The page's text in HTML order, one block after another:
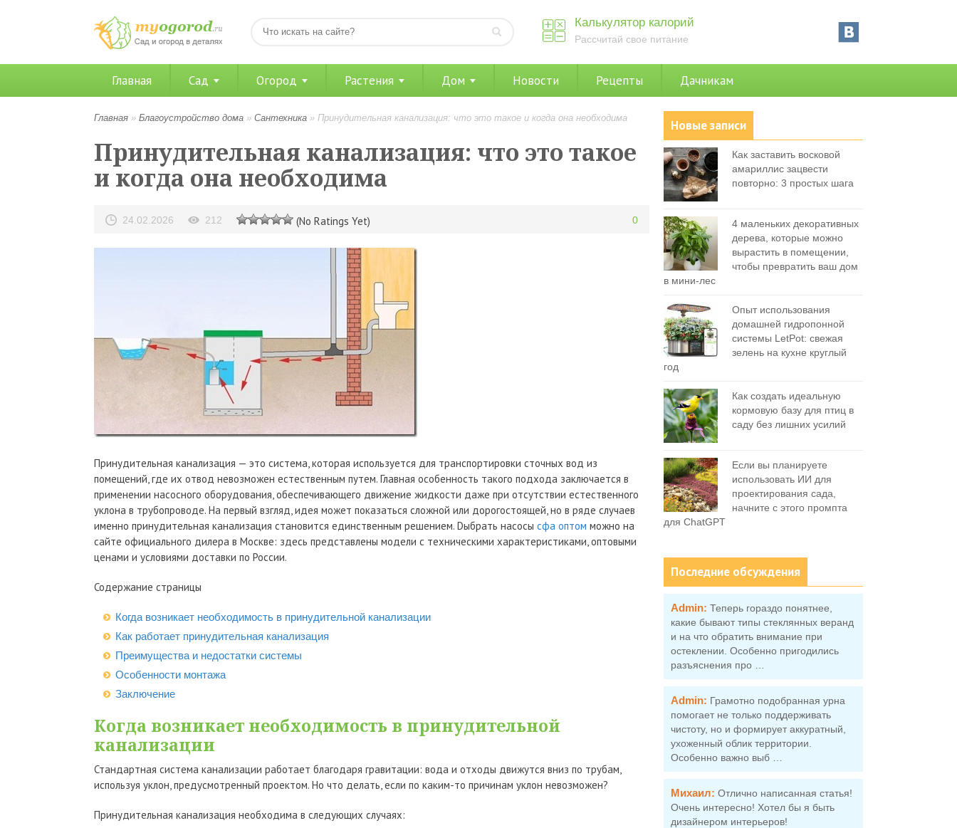
Калькулятор калорий
Рассчитай свое питание
Главная Сад Огород Растения Дом Новости Рецепты Дачникам
Главная » Благоустройство дома » Сантехника » Принудительная канализация: что это такое и когда она необходима
Принудительная канализация: что это такое
и когда она необходима
24.02.2026 212 (No Ratings Yet) 0
Принудительная канализация — это система, которая используется для транспортировки сточных вод из
помещений, где их отвод невозможен естественным путем. Главная особенность такого подхода заключается в
применении насосного оборудования, обеспечивающего движение жидкости даже при отсутствии естественного
уклона в трубопроводе. На первый взгляд, идея может показаться сложной или дорогостоящей, но в ряде случаев
именно принудительная канализация становится единственным решением. Dыбрать насосы сфа оптом можно на
сайте официального дилера в Москве: здесь представлены модели с техническими характеристиками, оптовыми
ценами и условиями доставки по России.
Содержание страницы
Когда возникает необходимость в принудительной канализации
Как работает принудительная канализация
Преимущества и недостатки системы
Особенности монтажа
Заключение
Когда возникает необходимость в принудительной
канализации
Стандартная система канализации работает благодаря гравитации: вода и отходы движутся вниз по трубам,
используя уклон, предусмотренный проектом. Но что делать, если по каким-то причинам уклон невозможен?
Принудительная канализация необходима в следующих случаях:
Новые записи
Как заставить восковой
амариллис зацвести
повторно: 3 простых шага
4 маленьких декоративных
дерева, которые можно
вырастить в помещении,
чтобы превратить ваш дом
в мини-лес
Опыт использования
домашней гидропонной
системы LetPot: свежая
зелень на кухне круглый
год
Как создать идеальную
кормовую базу для птиц в
саду без лишних усилий
Если вы планируете
использовать ИИ для
проектирования сада,
начните с этого промпта
для ChatGPT
Последние обсуждения
Admin: Теперь гораздо понятнее,
какие бывают типы стеклянных веранд
и на что обратить внимание при
остеклении. Особенно пригодились
разъяснения про …
Admin: Грамотно подобранная урна
помогает не только поддерживать
чистоту, но и формирует аккуратный,
ухоженный облик территории.
Особенно важно выб …
Михаил: Отлично написанная статья!
Очень интересно! Хотел бы я быть
дизайнером интерьеров!